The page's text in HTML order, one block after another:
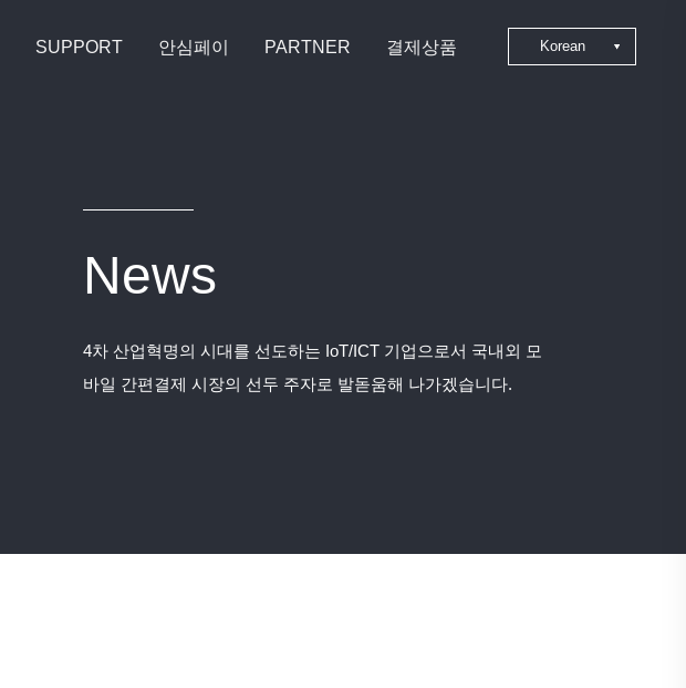
SUPPORT 안심페이 PARTNER 결제상품 Korean
News
4차 산업혁명의 시대를 선도하는 IoT/ICT 기업으로서 국내외 모
바일 간편결제 시장의 선두 주자로 발돋움해 나가겠습니다.